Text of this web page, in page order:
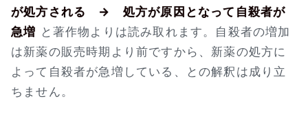
が処方される → 処方が原因となって自殺者が
急増 と著作物よりは読み取れます。自殺者の増加
は新薬の販売時期より前ですから、新薬の処方に
よって自殺者が急増している、との解釈は成り立
ちません。